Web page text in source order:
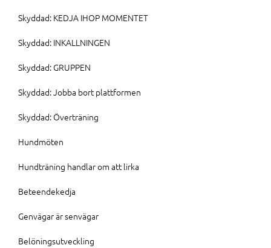
Skyddad: KEDJA IHOP MOMENTET
Skyddad: INKALLNINGEN
Skyddad: GRUPPEN
Skyddad: Jobba bort plattformen
Skyddad: Överträning
Hundmöten
Hundträning handlar om att lirka
Beteendekedja
Genvägar är senvägar
Belöningsutveckling